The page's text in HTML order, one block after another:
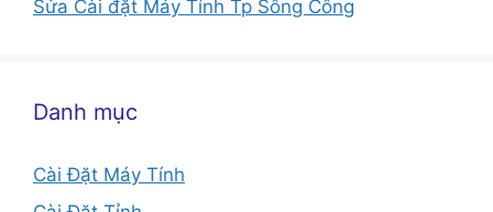
Sửa Cài đặt Máy Tính Tp Sông Công
Danh mục
Cài Đặt Máy Tính